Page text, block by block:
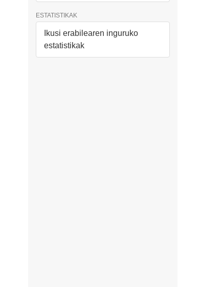
ESTATISTIKAK
Ikusi erabilearen inguruko
estatistikak